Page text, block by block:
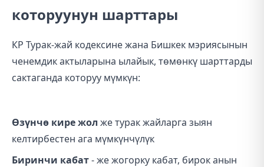
которуунун шарттары
КР Турак-жай кодексине жана Бишкек мэриясынын
ченемдик актыларына ылайык, төмөнкү шарттарды
сактаганда которуу мүмкүн:
Өзүнчө кире жол же турак жайларга зыян
келтирбестен ага мүмкүнчүлүк
Биринчи кабат- же жогорку кабат, бирок анын